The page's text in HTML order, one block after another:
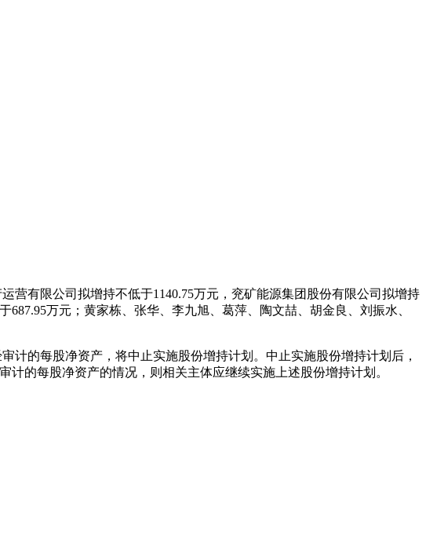
有限公司拟增持不低于1140.75万元，兖矿能源集团股份有限公司拟增持
万元；黄家栋、张华、李九旭、葛萍、陶文喆、胡金良、刘振水、
的每股净资产，将中止实施股份增持计划。中止实施股份增持计划后，
计的每股净资产的情况，则相关主体应继续实施上述股份增持计划。